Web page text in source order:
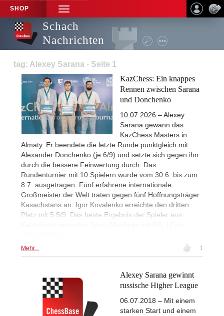
SHOP
TOGGLE
NAVIGATION
Schach
Nachrichten
tag: Alexey Sarana - Seite 1
KazChess: Ein knappes
Rennen zwischen Sarana
und Donchenko
10.07.2026 – Alexey
Sarana gewann das
KazChess Masters in
Almaty. Er beendete die letzte Runde punktgleich mit
Alexander Donchenko (je 6/9) und setzte sich gegen ihn
durch die bessere Feinwertung durch. Das
Rundenturnier mit 10 Spielern wurde vom 30.6. bis zum
8.7. ausgetragen. Fünf erfahrene internationale
Großmeister der Welt traten gegen fünf Hoffnungsträger
Kasachstans an. Igor Kovalenko erreichte den dritten
Platz mit 5,5/9. Das beste Ergebnis der Spieler aus
Mehr... 1
Alexey Sarana gewinnt
russische Higher League
06.07.2018 – Mit einem
starken Start und einem